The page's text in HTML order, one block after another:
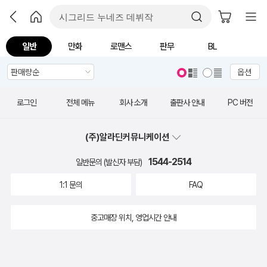
일반 만화 로맨스 판무 BL
옵션
로그인 전체 메뉴 회사 소개 출판사 안내 PC 버전
(주)알라딘커뮤니케이션
일반문의 (발신자 부담) 1544-2514
1:1 문의 FAQ
중고매장 위치, 영업시간 안내